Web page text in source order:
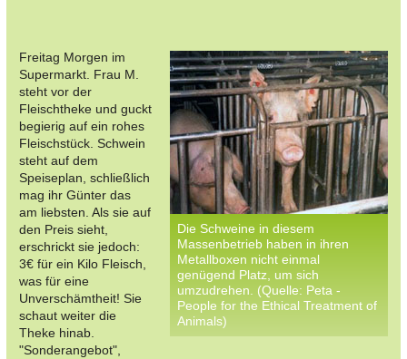
Die Schweine in diesem
Massenbetrieb haben in ihren
Metallboxen nicht einmal
genügend Platz, um sich
umzudrehen. (Quelle: Peta -
People for the Ethical Treatment of
Animals)
Freitag Morgen im
Supermarkt. Frau M.
steht vor der
Fleischtheke und guckt
begierig auf ein rohes
Fleischstück. Schwein
steht auf dem
Speiseplan, schließlich
mag ihr Günter das
am liebsten. Als sie auf
den Preis sieht,
erschrickt sie jedoch:
3€ für ein Kilo Fleisch,
was für eine
Unverschämtheit! Sie
schaut weiter die
Theke hinab.
"Sonderangebot",